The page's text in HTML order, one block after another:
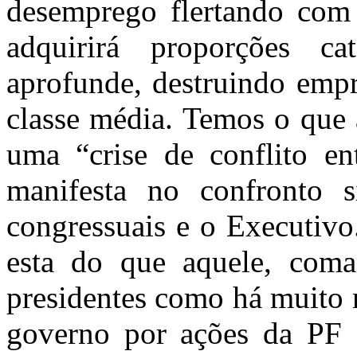
desemprego flertando
adquirirá proporções
aprofunde, destruindo
classe média. Temos o
uma “crise de conflito
manifesta no confronto
congressuais e o
esta do que aquele,
presidentes como há
governo por ações da